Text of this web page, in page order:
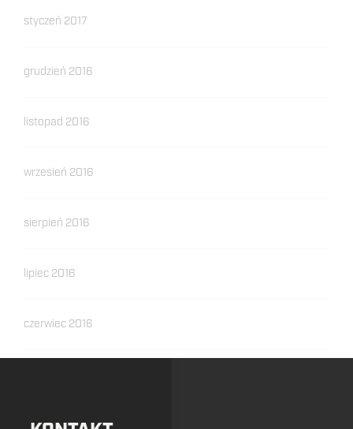
styczeń 2017
grudzień 2016
listopad 2016
wrzesień 2016
sierpień 2016
lipiec 2016
czerwiec 2016